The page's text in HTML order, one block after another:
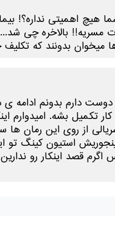
هیچ اهمیتی نداره؟!
مسریه!! بالاخره چی
میخوان بدونند که
دارم بدونم ادامه
بشه. امیدوارم
از روی این رمان ها
استیون کینگ تو
قصد اینکار رو